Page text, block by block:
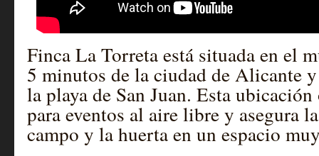
Finca La Torreta está situada en el
5 minutos de la ciudad de Alicante
la playa de San Juan. Esta
para eventos al aire libre y asegura
campo y la huerta en un espacio